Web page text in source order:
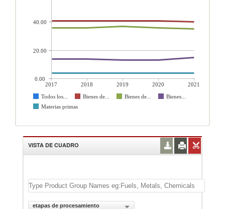
2017 2018 2019 2020
2021
Todos los...
Bienes de... Bienes de...
Bienes...
Materias primas
40.00
20.00
0.00
VISTA DE CUADRO
etapas de procesamiento